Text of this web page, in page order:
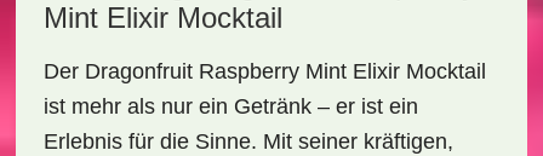
Mint Elixir Mocktail
Der Dragonfruit Raspberry Mint Elixir Mocktail
ist mehr als nur ein Getränk – er ist ein
Erlebnis für die Sinne. Mit seiner kräftigen,